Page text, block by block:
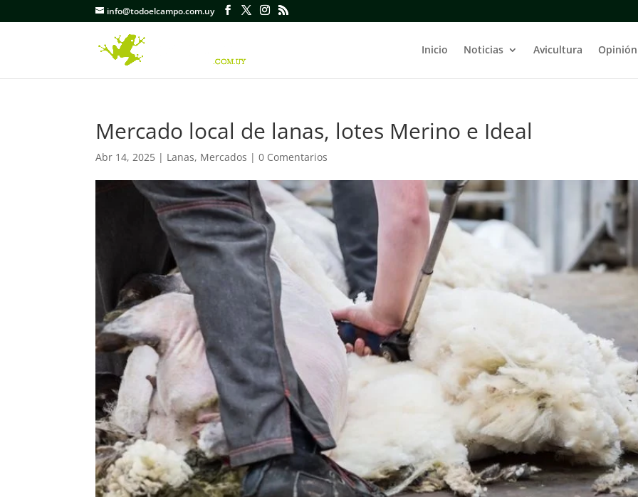
info@todoelcampo.com.uy
Inicio Noticias Avicultura Opinión
Mercado local de lanas, lotes Merino e Ideal
Abr 14, 2025 | Lanas, Mercados |0 Comentarios